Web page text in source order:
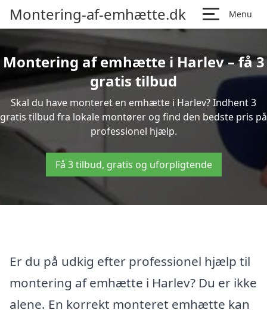
Montering-af-emhætte.dk Menu
Montering af emhætte i Harlev – få 3
gratis tilbud
Skal du have monteret en emhætte i Harlev? Indhent 3
gratis tilbud fra lokale montører og find den bedste pris på
professionel hjælp.
Få 3 tilbud, gratis og uforpligtende
Er du på udkig efter professionel hjælp til
montering af emhætte i Harlev? Du er ikke
alene. En korrekt monteret emhætte kan